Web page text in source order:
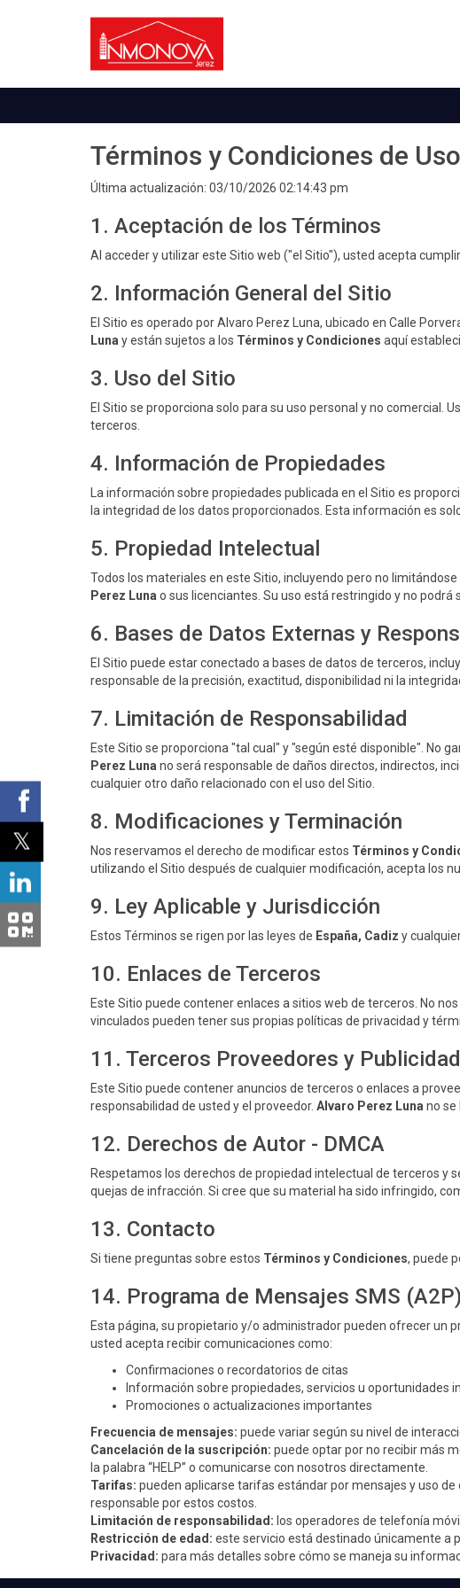
Términos y Condiciones de Uso
Última actualización: 03/10/2026 02:14:43 pm
1. Aceptación de los Términos
Al acceder y utilizar este Sitio web ("el Sitio"), usted acepta
2. Información General del Sitio
El Sitio es operado por Alvaro Perez Luna, ubicado en Calle
Luna y están sujetos a los Términos y Condiciones aquí
3. Uso del Sitio
El Sitio se proporciona solo para su uso personal y no comercial.
terceros.
4. Información de Propiedades
La información sobre propiedades publicada en el Sitio es
la integridad de los datos proporcionados. Esta información es
5. Propiedad Intelectual
Todos los materiales en este Sitio, incluyendo pero no
Perez Luna o sus licenciantes. Su uso está restringido y no podrá
6. Bases de Datos Externas y
El Sitio puede estar conectado a bases de datos de terceros,
responsable de la precisión, exactitud, disponibilidad ni la
7. Limitación de Responsabilidad
Este Sitio se proporciona "tal cual" y "según esté disponible". No
Perez Luna no será responsable de daños directos, indirectos,
cualquier otro daño relacionado con el uso del Sitio.
8. Modificaciones y Terminación
Nos reservamos el derecho de modificar estos Términos y
utilizando el Sitio después de cualquier modificación, acepta los
9. Ley Aplicable y Jurisdicción
Estos Términos se rigen por las leyes de España, Cadiz y
10. Enlaces de Terceros
Este Sitio puede contener enlaces a sitios web de terceros. No
vinculados pueden tener sus propias políticas de privacidad y
11. Terceros Proveedores y Publicidad
Este Sitio puede contener anuncios de terceros o enlaces a
responsabilidad de usted y el proveedor. Alvaro Perez Luna no se
12. Derechos de Autor - DMCA
Respetamos los derechos de propiedad intelectual de terceros y
quejas de infracción. Si cree que su material ha sido infringido,
13. Contacto
Si tiene preguntas sobre estos Términos y Condiciones, puede
14. Programa de Mensajes SMS (A2P)
Esta página, su propietario y/o administrador pueden ofrecer un
usted acepta recibir comunicaciones como:
Confirmaciones o recordatorios de citas
Información sobre propiedades, servicios u oportunidades
Promociones o actualizaciones importantes
Frecuencia de mensajes: puede variar según su nivel de
Cancelación de la suscripción: puede optar por no recibir más
la palabra “HELP” o comunicarse con nosotros directamente.
Tarifas: pueden aplicarse tarifas estándar por mensajes y uso
responsable por estos costos.
Limitación de responsabilidad: los operadores de telefonía
Restricción de edad: este servicio está destinado únicamente a
Privacidad: para más detalles sobre cómo se maneja su